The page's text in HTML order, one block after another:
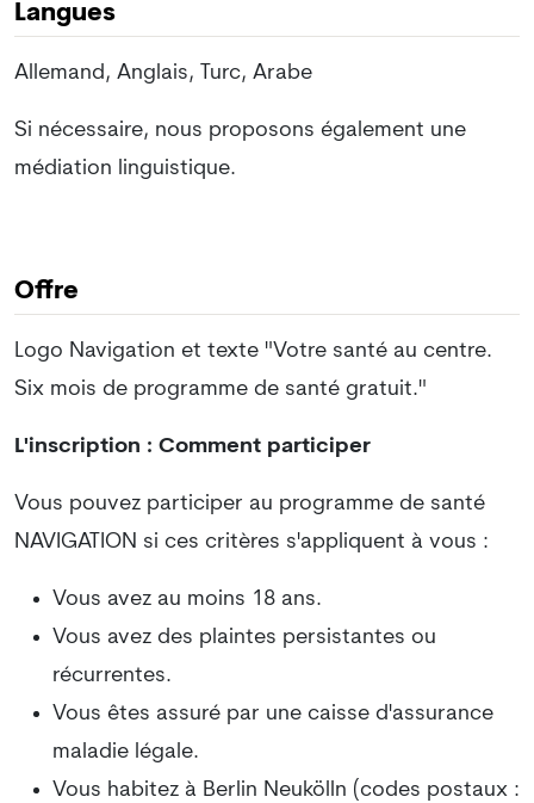
Langues
Allemand, Anglais, Turc, Arabe
Si nécessaire, nous proposons également une
médiation linguistique.
Offre
Logo Navigation et texte "Votre santé au centre.
Six mois de programme de santé gratuit."
L'inscription : Comment participer
Vous pouvez participer au programme de santé
NAVIGATION si ces critères s'appliquent à vous :
Vous avez au moins 18 ans.
Vous avez des plaintes persistantes ou
récurrentes.
Vous êtes assuré par une caisse d'assurance
maladie légale.
Vous habitez à Berlin Neukölln (codes postaux :